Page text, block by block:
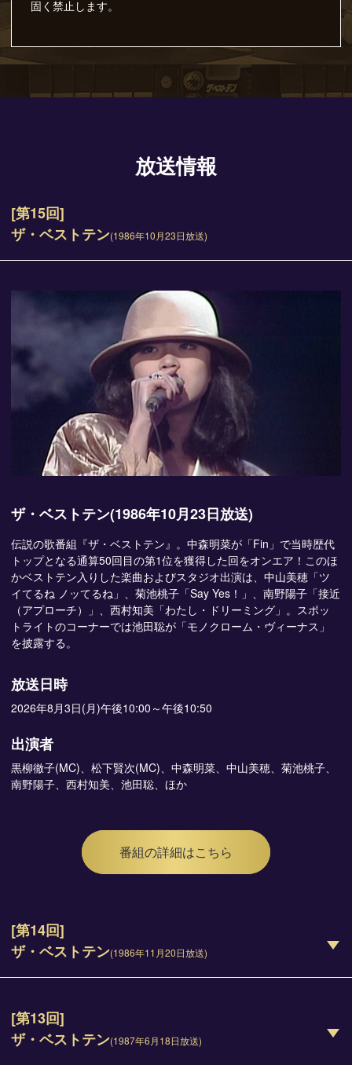
固く禁止します。
放送情報
[第15回]
ザ・ベストテン(1986年10月23日放送)
ザ・ベストテン(1986年10月23日放送)
伝説の歌番組『ザ・ベストテン』。中森明菜が「Fin」で当時歴代
トップとなる通算50回目の第1位を獲得した回をオンエア！このほ
かベストテン入りした楽曲およびスタジオ出演は、中山美穂「ツ
イてるね ノッてるね」、菊池桃子「Say Yes！」、南野陽子「接近
（アプローチ）」、西村知美「わたし・ドリーミング」。スポッ
トライトのコーナーでは池田聡が「モノクローム・ヴィーナス」
を披露する。
放送日時
2026年8月3日(月)午後10:00～午後10:50
出演者
黒柳徹子(MC)、松下賢次(MC)、中森明菜、中山美穂、菊池桃子、
南野陽子、西村知美、池田聡、ほか
番組の詳細はこちら
[第14回]
ザ・ベストテン(1986年11月20日放送)
[第13回]
ザ・ベストテン(1987年6月18日放送)